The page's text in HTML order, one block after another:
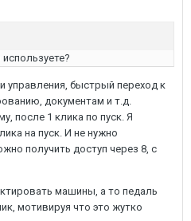
управления, быстрый переход к
документам и т.д.
после 1 клика по пуск. Я
на пуск. И не нужно
получить доступ через 8, с
машины, а то педаль
мотивируя что это жутко